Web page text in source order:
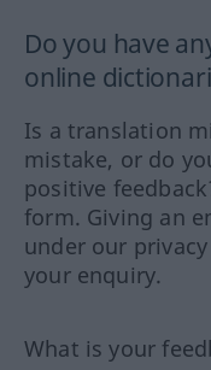
Do you have
online
Is a translation
mistake, or do
positive
form. Giving an
under our
your enquiry.
What is your